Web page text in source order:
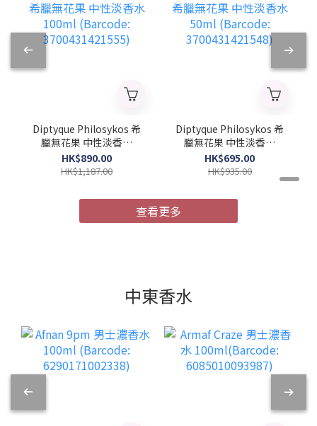
Diptyque Philosykos 希
臘無花果 中性淡香水
100ml (Barcode:
3700431421555)
HK$890.00
HK$1,187.00
Diptyque Philosykos 希
臘無花果 中性淡香水
50ml (Barcode:
3700431421548)
HK$695.00
HK$935.00
查看更多
中東香水